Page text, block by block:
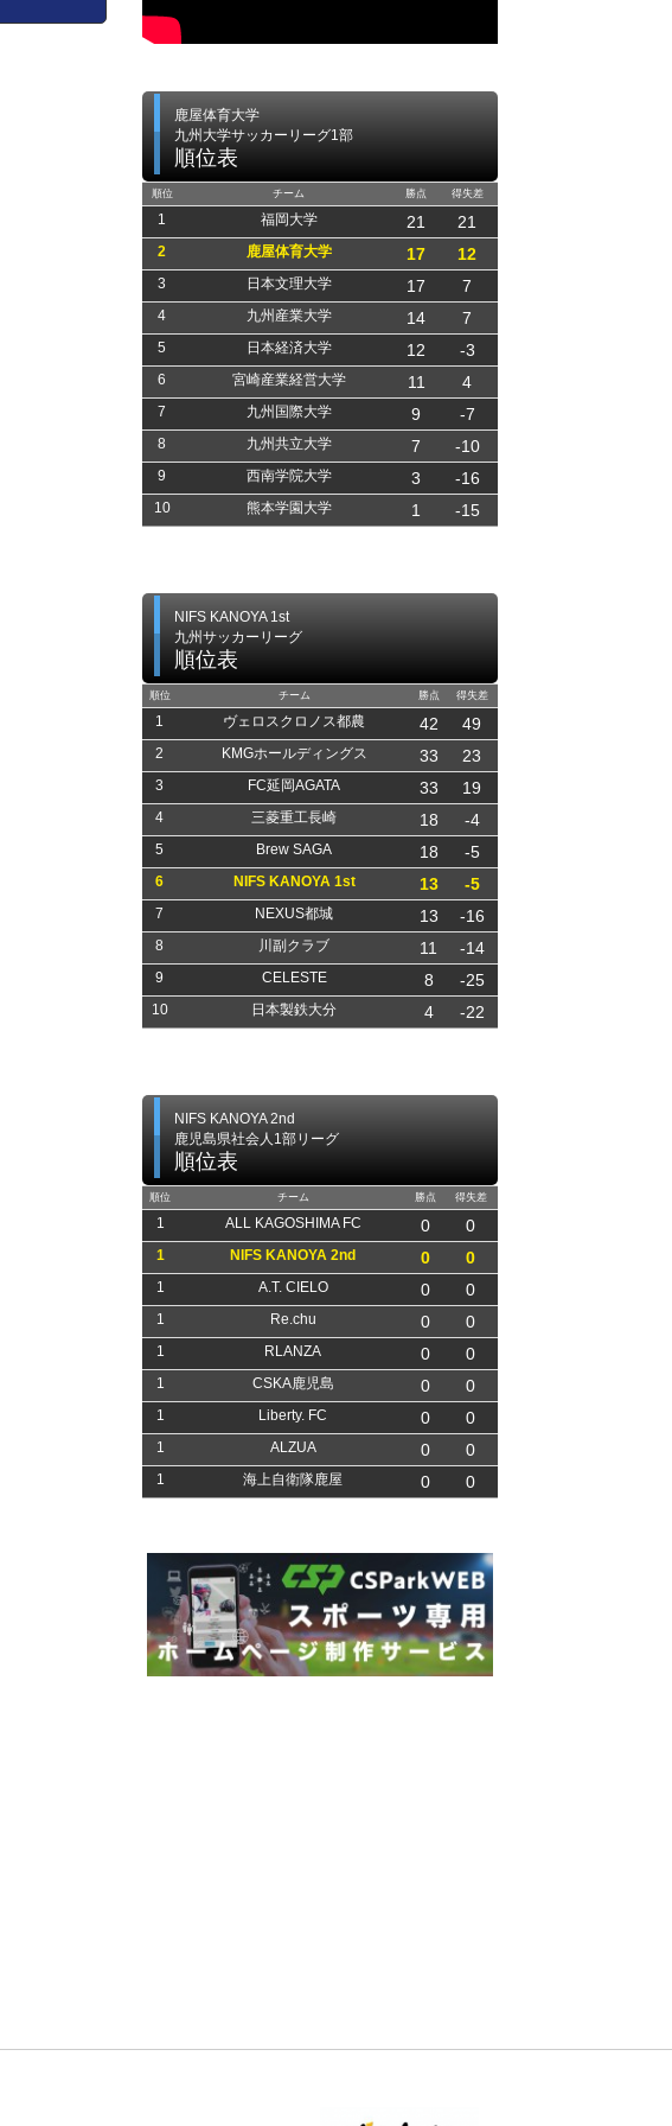
鹿屋体育大学
九州大学サッカーリーグ1部
順位表
順位 チーム 勝点 得失差
1 福岡大学 21 21
2 鹿屋体育大学 17 12
3 日本文理大学 17 7
4 九州産業大学 14 7
5 日本経済大学 12 -3
6 宮崎産業経営大学 11 4
7 九州国際大学 9 -7
8 九州共立大学 7 -10
9 西南学院大学 3 -16
10 熊本学園大学 1 -15
NIFS KANOYA 1st
九州サッカーリーグ
順位表
順位 チーム 勝点 得失差
1 ヴェロスクロノス都農 42 49
2 KMGホールディングス 33 23
3 FC延岡AGATA 33 19
4 三菱重工長崎 18 -4
5 Brew SAGA 18 -5
6 NIFS KANOYA 1st 13 -5
7 NEXUS都城 13 -16
8 川副クラブ 11 -14
9 CELESTE 8 -25
10 日本製鉄大分 4 -22
NIFS KANOYA 2nd
鹿児島県社会人1部リーグ
順位表
順位 チーム 勝点 得失差
1 ALL KAGOSHIMA FC 0 0
1 NIFS KANOYA 2nd 0 0
1 A.T. CIELO 0 0
1 Re.chu 0 0
1 RLANZA 0 0
1 CSKA鹿児島 0 0
1 Liberty. FC 0 0
1 ALZUA 0 0
1 海上自衛隊鹿屋 0 0